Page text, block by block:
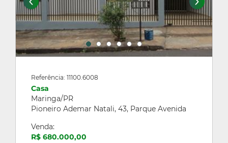
Referência: 11100.6008
Casa
Maringa/PR
Pioneiro Ademar Natali, 43, Parque Avenida
Venda:
R$ 680.000,00